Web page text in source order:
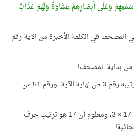
وَعَلَى أَبْصَارِهِمْ غِشَاوَةٌ وَلَهُمْ عَذَابٌ
المصحف في الكلمة الأخيرة من الآية رقم
حرف الظاء في هذه الآية ترتيبه رقم 3 من نهاية الآية، ورقم 51 من
ومعلوم أن العدد 51 يساوي 17 × 3، ومعلوم أن 17 هو ترتيب حرف